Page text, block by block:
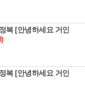
복 [안녕하세요 거인
복 [안녕하세요 거인